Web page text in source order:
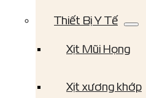
Thiết Bị Y Tế
Xịt Mũi Họng
Xịt xương khớp